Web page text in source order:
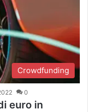
Crowdfunding
0
euro in